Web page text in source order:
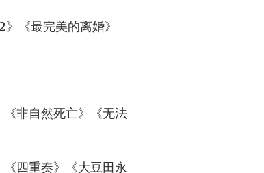
《最完美的离婚》
非自然死亡》《无法
四重奏》《大豆田永